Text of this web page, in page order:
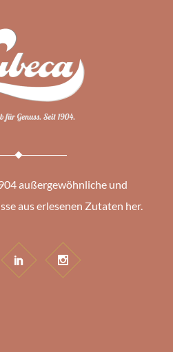
außergewöhnliche und
aus erlesenen Zutaten her.